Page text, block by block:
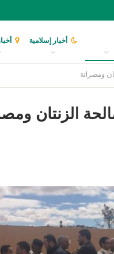
أخبار إسلامية
ومصراتة
الزنتان